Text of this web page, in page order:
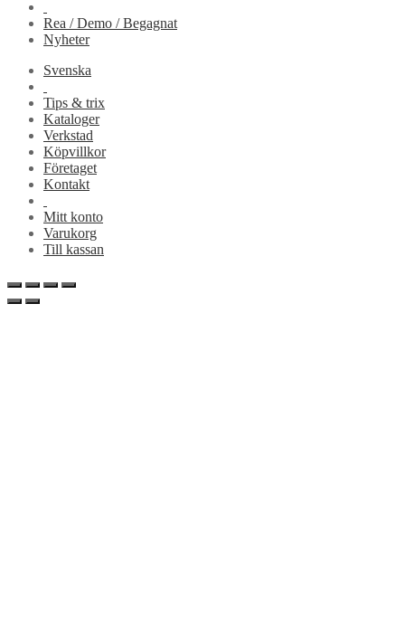
Rea / Demo / Begagnat
Nyheter
Svenska
Tips & trix
Kataloger
Verkstad
Köpvillkor
Företaget
Kontakt
Mitt konto
Varukorg
Till kassan